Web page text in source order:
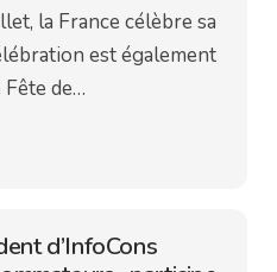
la France célèbre sa
est également
de…
d’InfoCons